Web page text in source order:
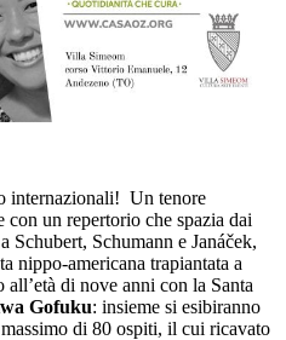
internazionali! Un tenore
un repertorio che spazia dai
Schubert, Schumann e Janáček,
nippo-americana trapiantata a
di nove anni con la Santa
Gofuku: insieme si esibiranno
di 80 ospiti, il cui ricavato